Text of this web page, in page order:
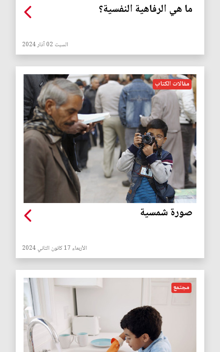
ما هي الرفاهية النفسية؟
السبت 02 آذار 2024
مقالات الكتاب
صورة شمسية
الأربعاء 17 كانون الثاني 2024
مجتمع